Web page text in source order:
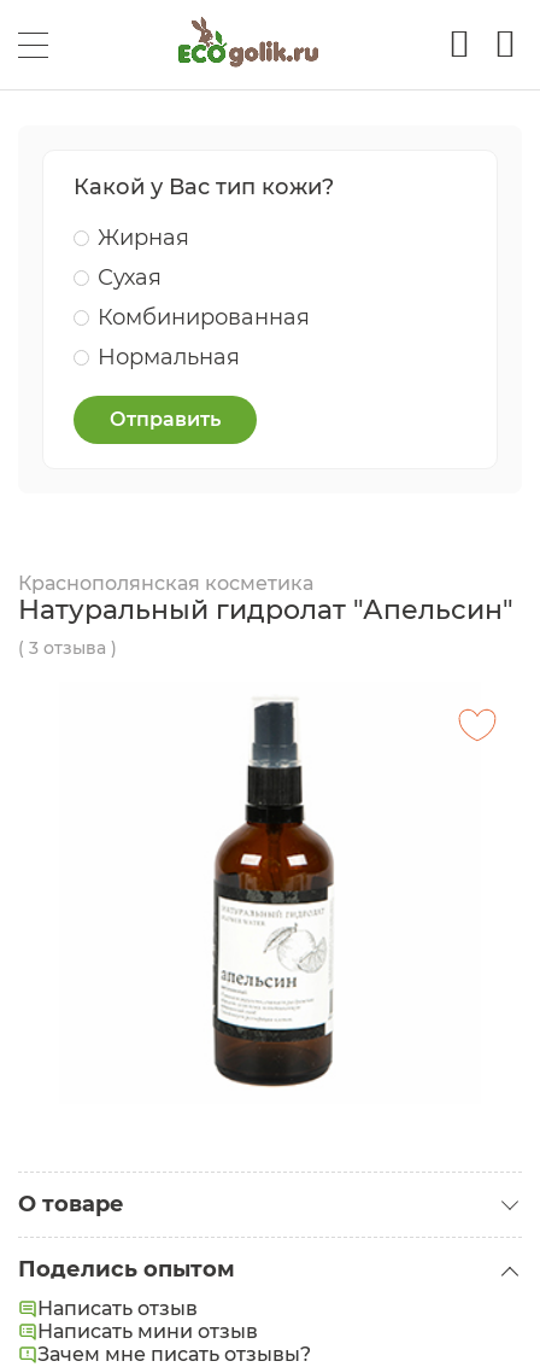
Какой у Вас тип кожи?
Жирная
Сухая
Комбинированная
Нормальная
Отправить
Краснополянская косметика
Натуральный гидролат "Апельсин"
( 3 отзыва )
О товаре
Поделись опытом
Написать отзыв
Написать мини отзыв
Зачем мне писать отзывы?